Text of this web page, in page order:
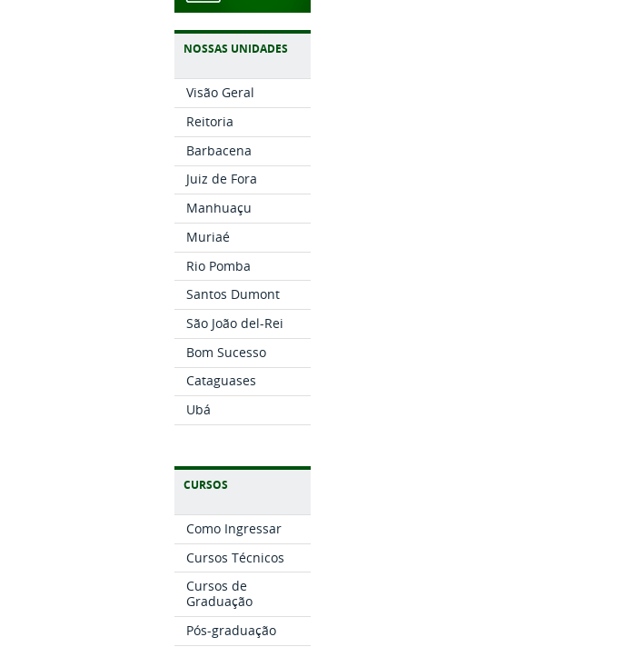
NOSSAS UNIDADES
Visão Geral
Reitoria
Barbacena
Juiz de Fora
Manhuaçu
Muriaé
Rio Pomba
Santos Dumont
São João del-Rei
Bom Sucesso
Cataguases
Ubá
CURSOS
Como Ingressar
Cursos Técnicos
Cursos de
Graduação
Pós-graduação